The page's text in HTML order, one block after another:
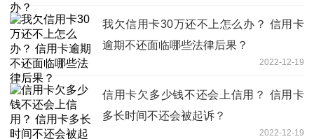
我欠信用卡30万还不上怎么办？ 信用卡
逾期不还面临哪些法律后果？
2022-12-19
信用卡欠多少钱不还会上信用？ 信用卡
多长时间不还会被起诉？
2022-12-19